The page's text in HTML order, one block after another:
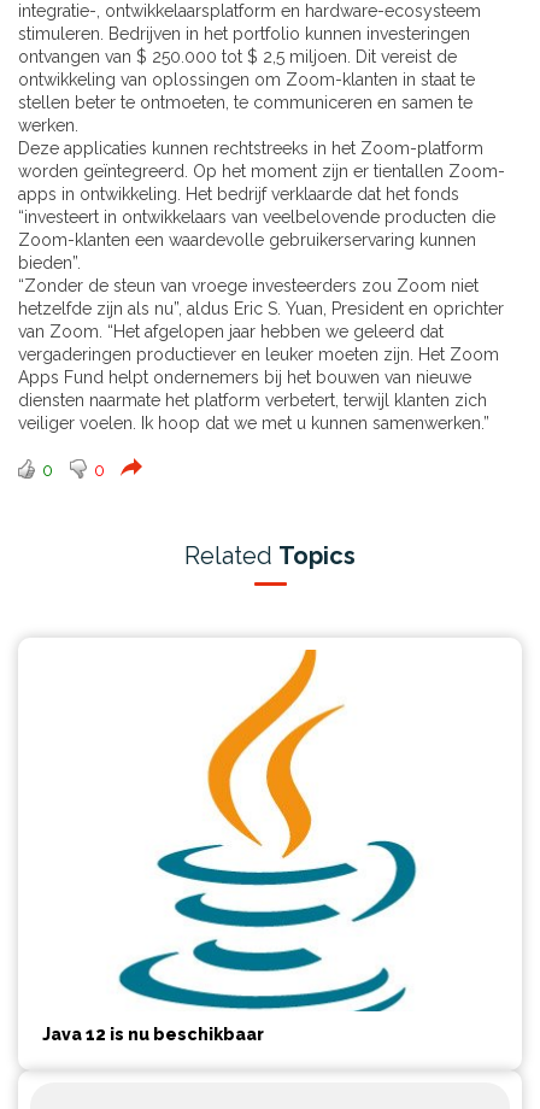
integratie-, ontwikkelaarsplatform en hardware-ecosysteem
stimuleren. Bedrijven in het portfolio kunnen investeringen
ontvangen van $ 250.000 tot $ 2,5 miljoen. Dit vereist de
ontwikkeling van oplossingen om Zoom-klanten in staat te
stellen beter te ontmoeten, te communiceren en samen te
werken.
Deze applicaties kunnen rechtstreeks in het Zoom-platform
worden geïntegreerd. Op het moment zijn er tientallen Zoom-
apps in ontwikkeling. Het bedrijf verklaarde dat het fonds
“investeert in ontwikkelaars van veelbelovende producten die
Zoom-klanten een waardevolle gebruikerservaring kunnen
bieden”.
“Zonder de steun van vroege investeerders zou Zoom niet
hetzelfde zijn als nu”, aldus Eric S. Yuan, President en oprichter
van Zoom. “Het afgelopen jaar hebben we geleerd dat
vergaderingen productiever en leuker moeten zijn. Het Zoom
Apps Fund helpt ondernemers bij het bouwen van nieuwe
diensten naarmate het platform verbetert, terwijl klanten zich
veiliger voelen. Ik hoop dat we met u kunnen samenwerken.”
0 0
Related Topics
Java 12 is nu beschikbaar